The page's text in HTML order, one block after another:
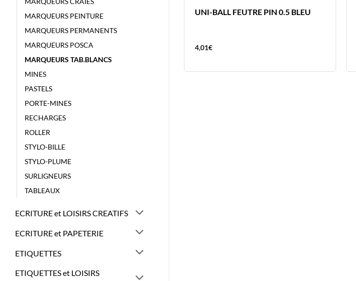
MARQUEURS PEINTURE
MARQUEURS PERMANENTS
MARQUEURS POSCA
MARQUEURS TAB.BLANCS
MINES
PASTELS
PORTE-MINES
RECHARGES
ROLLER
STYLO-BILLE
STYLO-PLUME
SURLIGNEURS
TABLEAUX
ECRITURE et LOISIRS CREATIFS
ECRITURE et PAPETERIE
ETIQUETTES
ETIQUETTES et LOISIRS
UNI-BALL FEUTRE PIN 0.5 BLEU
4,01€
UNI-BALL FEUTRE PIN 0.5 ROUGE
4,01€